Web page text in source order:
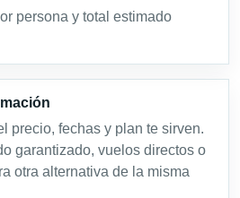
persona y total estimado
precio, fechas y plan te sirven.
garantizado, vuelos directos o
otra alternativa de la misma